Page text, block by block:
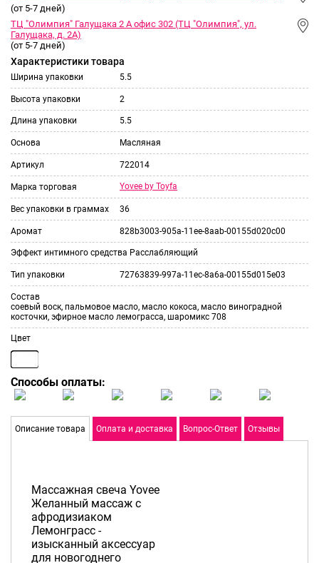
(от 5-7 дней)
ТЦ "Олимпия" Галущака 2 А офис 302 (ТЦ "Олимпия", ул.
Галущака, д. 2А)
(от 5-7 дней)
Характеристики товара
Ширина упаковки 5.5
Высота упаковки 2
Длина упаковки 5.5
Основа Масляная
Артикул 722014
Марка торговая Yovee by Toyfa
Вес упаковки в граммах 36
Аромат 828b3003-905a-11ee-8aab-00155d020c00
Эффект интимного средства Расслабляющий
Тип упаковки 72763839-997a-11ec-8a6a-00155d015e03
Состав
соевый воск, пальмовое масло, масло кокоса, масло виноградной
косточки, эфирное масло лемограсса, шаромикс 708
Цвет
Способы оплаты:
Описание товара Оплата и доставка Вопрос-Ответ Отзывы
Массажная свеча Yovee
Желанный массаж с
афродизиаком
Лемонграсс -
изысканный аксессуар
для новогоднего